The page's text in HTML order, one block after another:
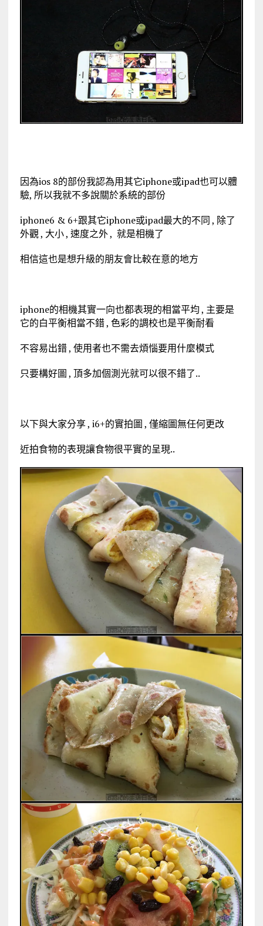
因為ios 8的部份我認為用其它iphone或ipad也可以體
驗, 所以我就不多說關於系統的部份
iphone6 & 6+跟其它iphone或ipad最大的不同 , 除了
外觀 , 大小 , 速度之外 , 就是相機了
相信這也是想升級的朋友會比較在意的地方
iphone的相機其實一向也都表現的相當平均 , 主要是
它的白平衡相當不錯 , 色彩的調校也是平衡耐看
不容易出錯 , 使用者也不需去煩惱要用什麼模式
只要構好圖 , 頂多加個測光就可以很不錯了..
以下與大家分享 , i6+的實拍圖 , 僅縮圖無任何更改
近拍食物的表現讓食物很平實的呈現..